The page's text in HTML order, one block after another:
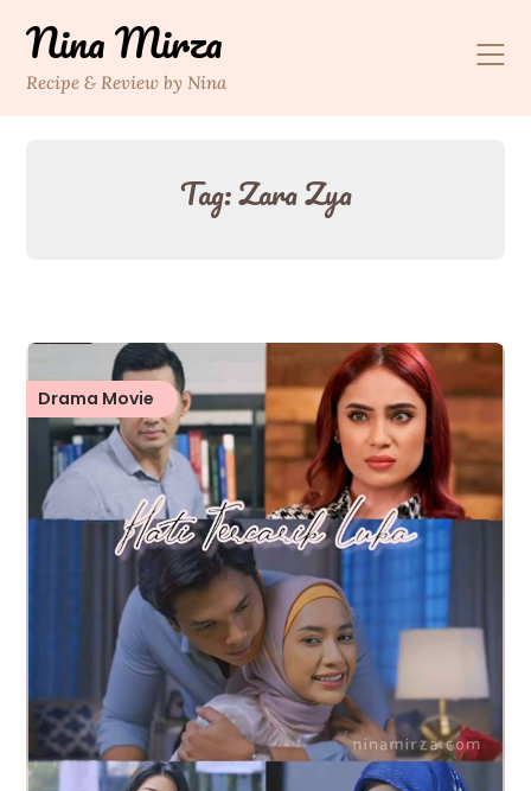
content
Nina Mirza
Recipe & Review by Nina
Tag:Zara Zya
Drama Movie